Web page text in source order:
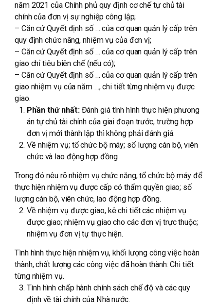
năm 2021 của Chính phủ quy định cơ chế tự chủ tài
chính của đơn vị sự nghiệp công lập;
– Căn cứ Quyết định số … của cơ quan quản lý cấp trên
quy định chức năng, nhiệm vụ của đơn vị;
– Căn cứ Quyết định số … của cơ quan quản lý cấp trên
giao chỉ tiêu biên chế (nếu có);
– Căn cứ Quyết định số … của cơ quan quản lý cấp trên
giao nhiệm vụ của năm …, chi tiết từng nhiệm vụ được
giao.
Phần thứ nhất: Đánh giá tình hình thực hiện phương
án tự chủ tài chính của giai đoạn trước, trường hợp
đơn vị mới thành lập thì không phải đánh giá.
Về nhiệm vụ; tổ chức bộ máy; số lượng cán bộ, viên
chức và lao động hợp đồng
Trong đó nêu rõ nhiệm vụ chức năng; tổ chức bộ máy để
thực hiện nhiệm vụ được cấp có thẩm quyền giao; số
lượng cán bộ, viên chức, lao động hợp đồng.
Về nhiệm vụ được giao, kê chi tiết các nhiệm vụ
được giao; nhiệm vụ giao cho các đơn vị trực thuộc;
nhiệm vụ đơn vị tự thực hiện.
Tình hình thực hiện nhiệm vụ, khối lượng công việc hoàn
thành, chất lượng các công việc đã hoàn thành: Chi tiết
từng nhiệm vụ.
Tình hình chấp hành chính sách chế độ và các quy
định về tài chính của Nhà nước.